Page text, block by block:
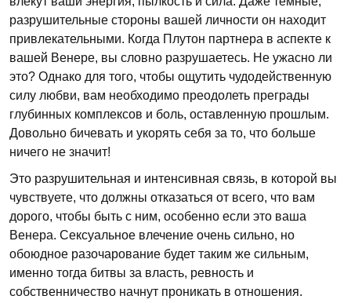
разрушительные стороны вашей личности он находит
привлекательными. Когда Плутон партнера в аспекте к
вашей Венере, вы словно разрушаетесь. Не ужасно ли
это? Однако для того, чтобы ощутить чудодейственную
силу любви, вам необходимо преодолеть преграды
глубинных комплексов и боль, оставленную прошлым.
Довольно бичевать и укорять себя за то, что больше
ничего не значит!
Это разрушительная и интенсивная связь, в которой вы
чувствуете, что должны отказаться от всего, что вам
дорого, чтобы быть с ним, особенно если это ваша
Венера. Сексуальное влечение очень сильно, но
обоюдное разочарование будет таким же сильным,
именно тогда битвы за власть, ревность и
собственничество начнут проникать в отношения.